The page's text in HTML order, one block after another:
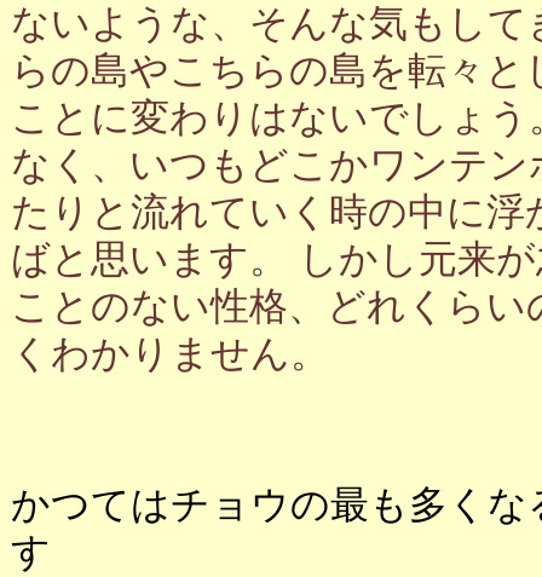
ないような、そんな気もし
らの島やこちらの島を転々
ことに変わりはないでしょ
なく、いつもどこかワンテ
たりと流れていく時の中に
ばと思います。 しかし元来
ことのない性格、どれくら
くわかりません。
かつてはチョウの最も多く
す